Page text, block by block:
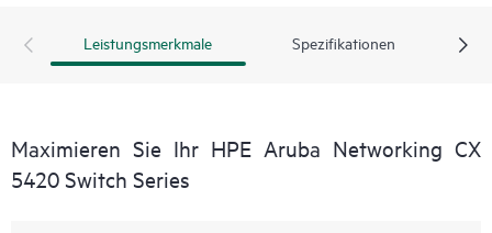
Leistungsmerkmale Spezifikationen
Maximieren Sie Ihr HPE Aruba Networking CX
5420 Switch Series